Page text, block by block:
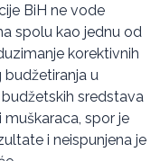
BiH ne vode
spolu kao jednu od
korektivnih
u
sredstava
spor je
i neispunjena je